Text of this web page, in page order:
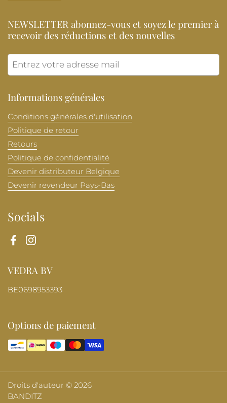
NEWSLETTER abonnez-vous et soyez le premier à
recevoir des réductions et des nouvelles
Informations générales
Conditions générales d'utilisation
Politique de retour
Retours
Politique de confidentialité
Devenir distributeur Belgique
Devenir revendeur Pays-Bas
Socials
FacebookInstagram
VEDRA BV
BE0698953393
Options de paiement
Droits d'auteur © 2026
BANDITZ